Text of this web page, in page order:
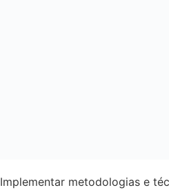
Implementar metodologias e